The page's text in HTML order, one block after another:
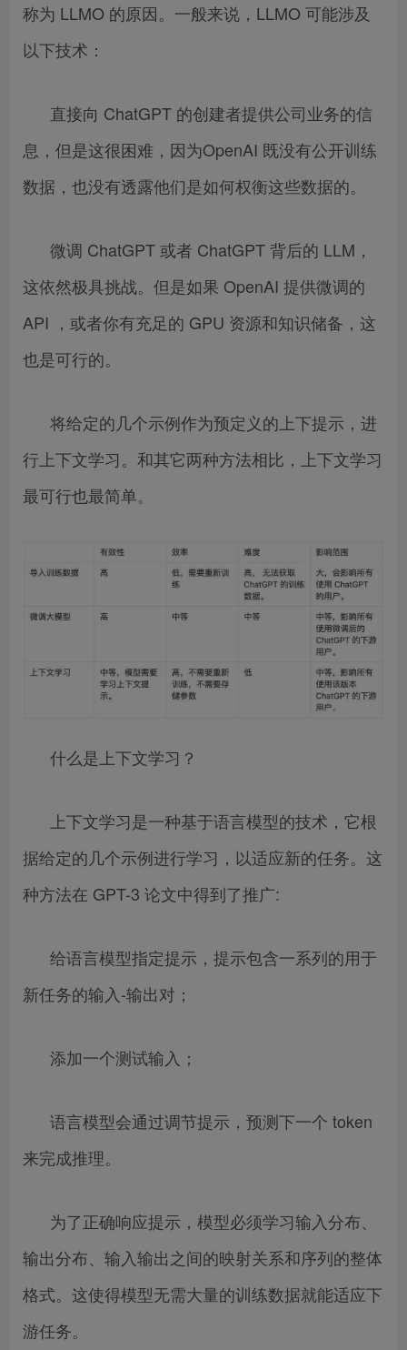
称为 LLMO 的原因。一般来说，LLMO 可能涉及
以下技术：
直接向 ChatGPT 的创建者提供公司业务的信
息，但是这很困难，因为OpenAI 既没有公开训练
数据，也没有透露他们是如何权衡这些数据的。
微调 ChatGPT 或者 ChatGPT 背后的 LLM，
这依然极具挑战。但是如果 OpenAI 提供微调的
API ，或者你有充足的 GPU 资源和知识储备，这
也是可行的。
将给定的几个示例作为预定义的上下提示，进
行上下文学习。和其它两种方法相比，上下文学习
最可行也最简单。
什么是上下文学习？
上下文学习是一种基于语言模型的技术，它根
据给定的几个示例进行学习，以适应新的任务。这
种方法在 GPT-3 论文中得到了推广:
给语言模型指定提示，提示包含一系列的用于
新任务的输入-输出对；
添加一个测试输入；
语言模型会通过调节提示，预测下一个 token
来完成推理。
为了正确响应提示，模型必须学习输入分布、
输出分布、输入输出之间的映射关系和序列的整体
格式。这使得模型无需大量的训练数据就能适应下
游任务。